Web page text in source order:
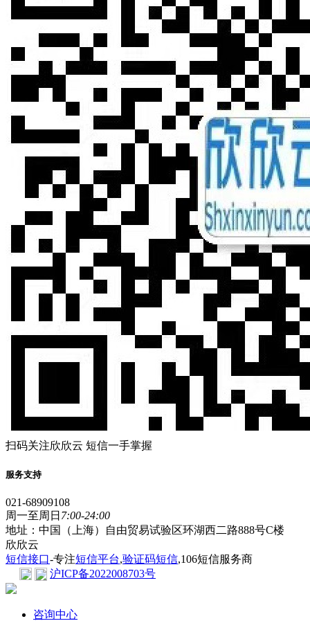
扫码关注欣欣云 短信一手掌握
服务支持
021-68909108
周一至周日 7:00-24:00
地址：中国（上海）自由贸易试验区环湖西二路888号C楼
欣欣云
短信接口-专注短信平台,验证码短信,106短信服务商
沪ICP备2022008703号
咨询中心